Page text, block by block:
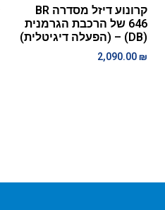
קרונוע דיזל מסדרה BR
646 של הרכבת הגרמנית
(DB) – (הפעלה דיגיטלית)
2,090.00₪